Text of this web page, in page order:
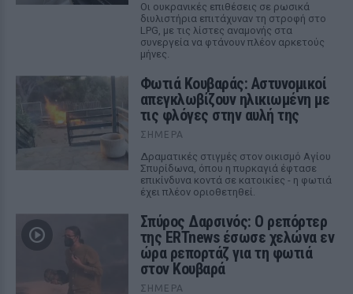
Οι ουκρανικές επιθέσεις σε ρωσικά
διυλιστήρια επιτάχυναν τη στροφή στο
LPG, με τις λίστες αναμονής στα
συνεργεία να φτάνουν πλέον αρκετούς
μήνες.
Φωτιά Κουβαράς: Αστυνομικοί
απεγκλωβίζουν ηλικιωμένη με
τις φλόγες στην αυλή της
ΣΉΜΕΡΑ
Δραματικές στιγμές στον οικισμό Αγίου
Σπυρίδωνα, όπου η πυρκαγιά έφτασε
επικίνδυνα κοντά σε κατοικίες - η φωτιά
έχει πλέον οριοθετηθεί.
Σπύρος Δαρσινός: Ο ρεπόρτερ
της ERTnews έσωσε χελώνα εν
ώρα ρεπορτάζ για τη φωτιά
στον Κουβαρά
ΣΉΜΕΡΑ